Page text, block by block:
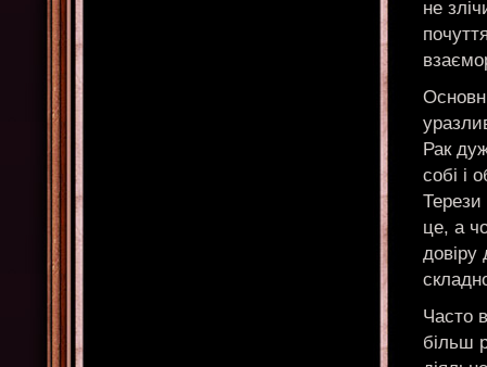
не
Рак
собі і
це, а
довіру
Часто
більш